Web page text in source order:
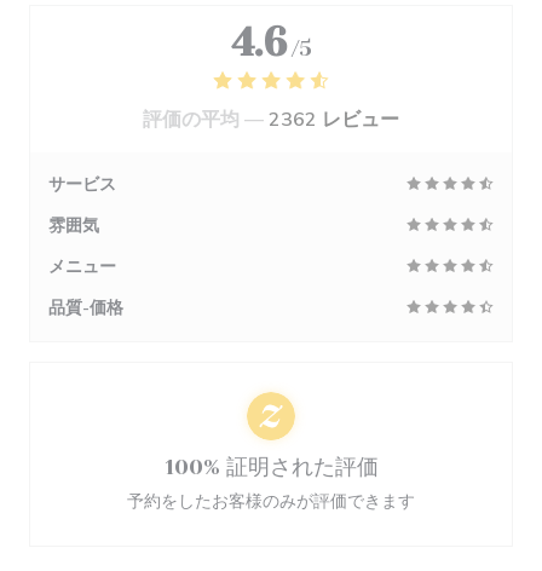
4.6 /5
評価の平均 —2362 レビュー
サービス
雰囲気
メニュー
品質-価格
100% 証明された評価
予約をしたお客様のみが評価できます